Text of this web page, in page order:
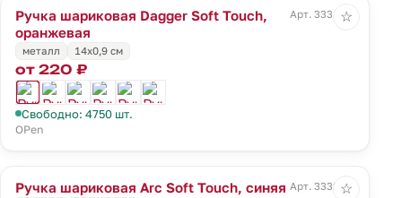
Ручка шариковая Dagger Soft Touch,
оранжевая
Арт. 3331.20
металл 14х0,9 см
от 220 ₽
Свободно: 4750 шт.
OPen
☆
Ручка шариковая Arc Soft Touch, синяя Арт. 3332.40
☆